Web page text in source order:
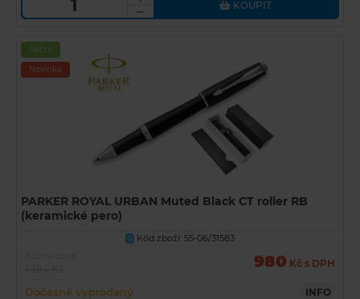
KOUPIT
Akční
Novinka
PARKER ROYAL URBAN Muted Black CT roller RB
(keramické pero)
U
Kód zboží: 55-06/31583
980 Kč s DPH
Dočasně vyprodaný INFO